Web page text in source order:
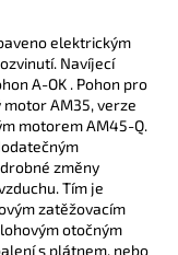
elektrickým
Navíjecí
A-OK . Pohon pro
AM35, verze
motorem AM45-Q.
změny
Tím je
zatěžovacím
otočným
s plátnem, nebo